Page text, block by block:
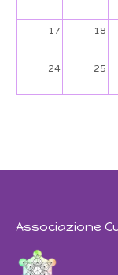
17 18
24 25
Associazione